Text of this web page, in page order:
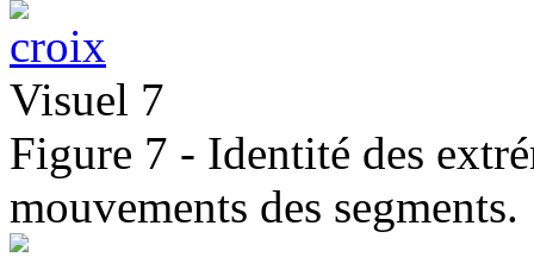
Visuel 7
Figure 7 - Identité des
mouvements des segments.